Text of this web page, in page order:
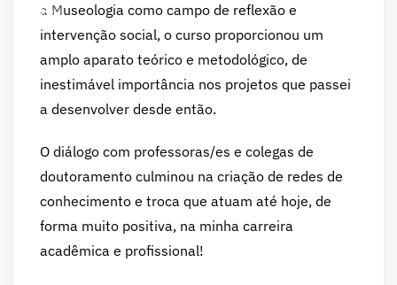
a Museologia como campo de reflexão e
intervenção social, o curso proporcionou um
amplo aparato teórico e metodológico, de
inestimável importância nos projetos que passei
a desenvolver desde então.
O diálogo com professoras/es e colegas de
doutoramento culminou na criação de redes de
conhecimento e troca que atuam até hoje, de
forma muito positiva, na minha carreira
acadêmica e profissional!